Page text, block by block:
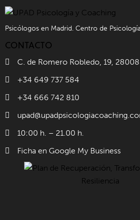
Psicólogos en Madrid. Centro de
CONTACTO
C. de Romero Robledo, 19,
+34 649 737 584
+34 666 742 810
10:00 h. – 21.00 h.
Ficha en Google My Business